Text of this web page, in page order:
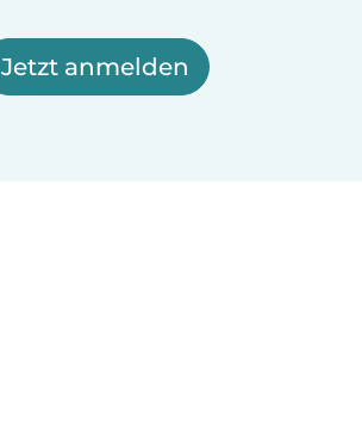
Jetzt anmelden